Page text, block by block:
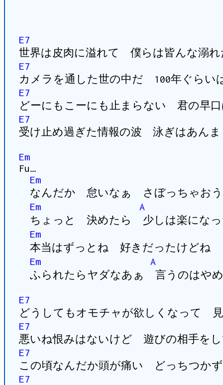
E7
世界は皮肉に溢れて 僕らは皆んな溺れ
E7
カメラを通した世の中だ 100年ぐらい
E7
どーにもこーにも止まらない 君の早
E7
受け止め過ぎた情報の波 泳ぎはあん
Em
Fu…
Em
なんだか 怠いなぁ さぼっちゃおう
Em
A
ちょっと 決めたら 少しは楽になっ
Em
本当はずっとね 好きだったけどね
Em
A
ふられたらヤダなあぁ 言うのはや
E7
どうしてもオモチャが欲しくなって
E7
悪いね恨みはないけど 遊びの相手を
E7
この頃なんだか頭が痛い どっちつかず
E7